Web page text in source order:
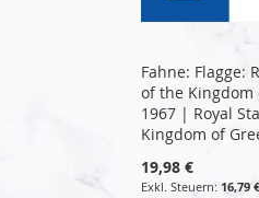
Fahne: Flagge:
of the Kingdom
1967 | Royal
Kingdom of
19,98 €
16,79 €